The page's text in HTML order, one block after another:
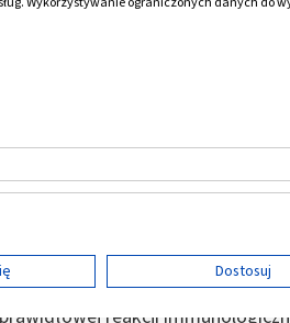
nieswoistych chorób
anemia prowadzi do
wysiłku i ogólnego
grubego
chorób zapalnych jelit
żelaza, będący skutkiem
pokarmowego, a także zaburzeń
rozwojowi niedokrwistości u
reakcji
Dostosuj